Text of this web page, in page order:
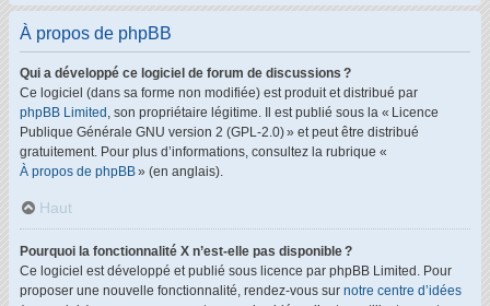
À propos de phpBB
Qui a développé ce logiciel de forum de discussions ?
Ce logiciel (dans sa forme non modifiée) est produit et distribué par
phpBB Limited , son propriétaire légitime. Il est publié sous la « Licence
Publique Générale GNU version 2 (GPL-2.0) » et peut être distribué
gratuitement. Pour plus d’informations, consultez la rubrique «
À propos de phpBB» (en anglais).
Haut
Pourquoi la fonctionnalité X n’est-elle pas disponible ?
Ce logiciel est développé et publié sous licence par phpBB Limited. Pour
proposer une nouvelle fonctionnalité, rendez-vous sur notre centre d’idées